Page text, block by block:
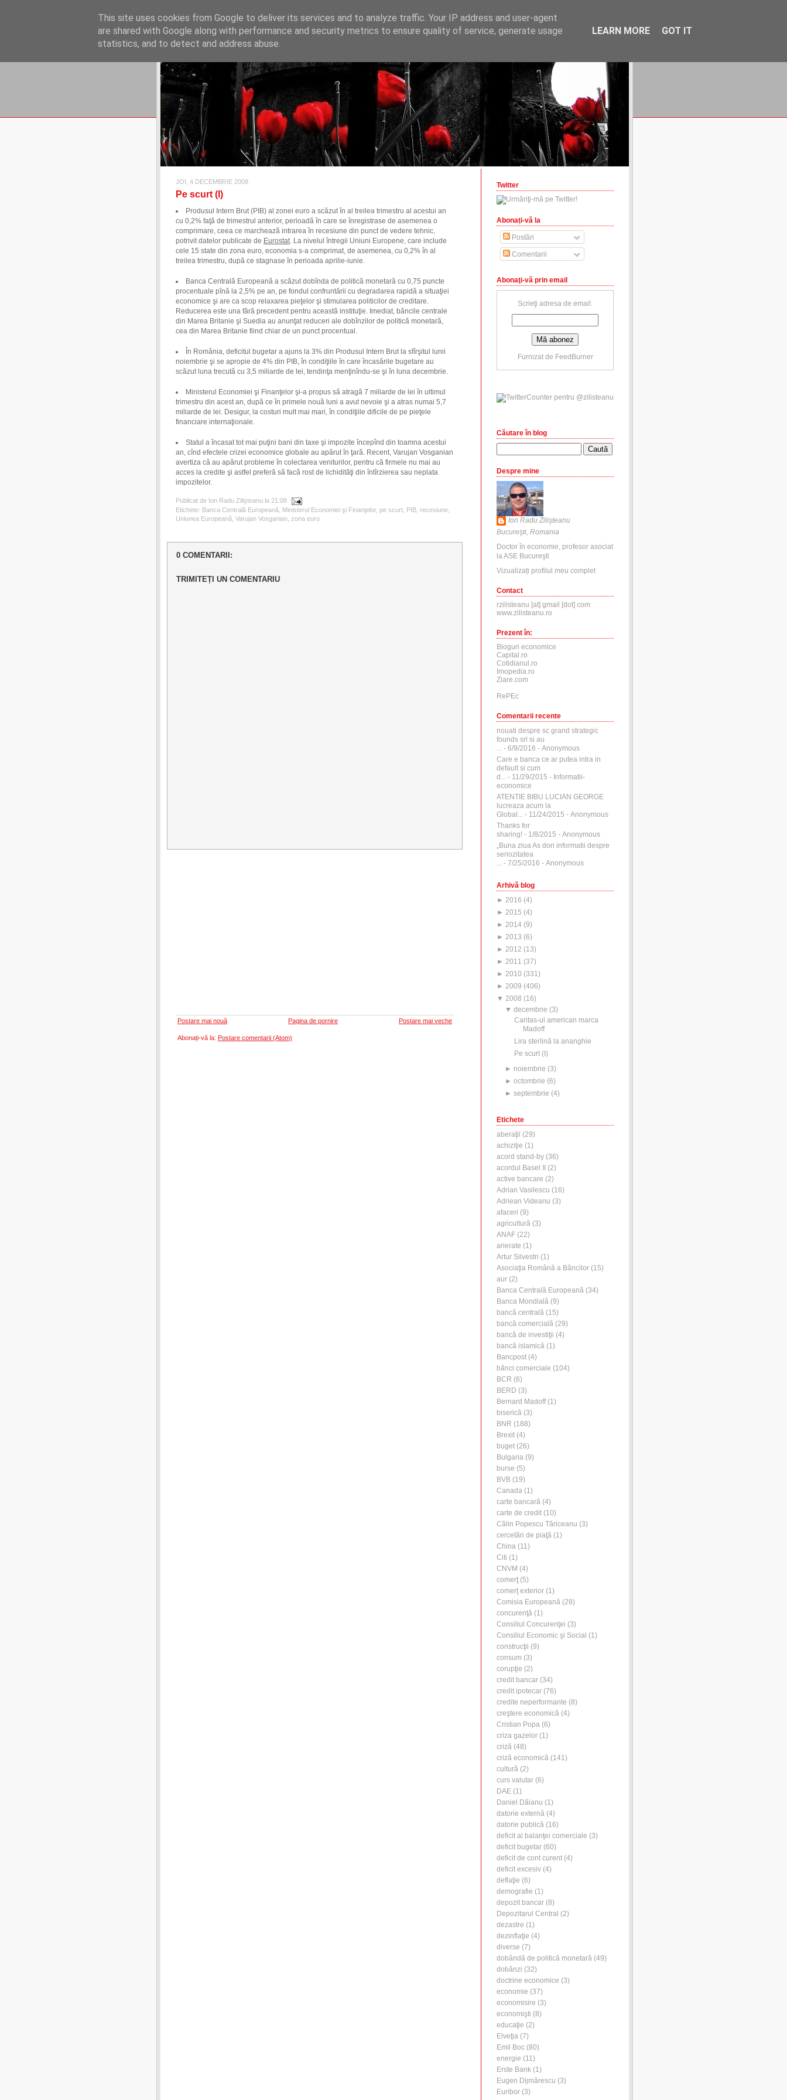
REFLECŢII ECONOMICE
blog de reflecţii, informaţii şi opinii economice
JOI, 4 DECEMBRIE 2008
Pe scurt (I)
Produsul Intern Brut (PIB) al zonei euro a scăzut în al treilea trimestru al acestui an
cu 0,2% faţă de trimestrul anterior, perioadă în care se înregistrase de asemenea o
comprimare, ceea ce marchează intrarea în recesiune din punct de vedere tehnic,
potrivit datelor publicate de Eurostat. La nivelul întregii Uniuni Europene, care include
cele 15 state din zona euro, economia s-a comprimat, de asemenea, cu 0,2% în al
treilea trimestru, după ce stagnase în perioada aprilie-iunie.
Banca Centrală Europeană a scăzut dobînda de politică monetară cu 0,75 puncte
procentuale pînă la 2,5% pe an, pe fondul confruntării cu degradarea rapidă a situaţiei
economice şi are ca scop relaxarea pieţelor şi stimularea politicilor de creditare.
Reducerea este una fără precedent pentru această instituţie. Imediat, băncile centrale
din Marea Britanie şi Suedia au anunţat reduceri ale dobînzilor de politică monetară,
cea din Marea Britanie fiind chiar de un punct procentual.
În România, deficitul bugetar a ajuns la 3% din Produsul Intern Brut la sfîrşitul lunii
noiembrie şi se apropie de 4% din PIB, în condiţiile în care încasările bugetare au
scăzut luna trecută cu 3,5 miliarde de lei, tendinţa menţinîndu-se şi în luna decembrie.
Ministerul Economiei şi Finanţelor şi-a propus să atragă 7 miliarde de lei în ultimul
trimestru din acest an, după ce în primele nouă luni a avut nevoie şi a atras numai 5,7
miliarde de lei. Desigur, la costuri mult mai mari, în condiţiile dificile de pe pieţele
financiare internaţionale.
Statul a încasat tot mai puţini bani din taxe şi impozite începînd din toamna acestui
an, cînd efectele crizei economice globale au apărut în ţară. Recent, Varujan Vosganian
avertiza că au apărut probleme în colectarea veniturilor, pentru că firmele nu mai au
acces la credite şi astfel preferă să facă rost de lichidităţi din întîrzierea sau neplata
impozitelor.
Publicat de Ion Radu Zilişteanu la 21:08
Etichete: Banca Centrală Europeană Ministerul Economiei şi Finanţelor, pe scurt PIB recesiune
Uniunea Europeană Varujan Vosganian zona euro
0 COMENTARII:
TRIMITEȚI UN COMENTARIU
Postare mai nouă Postare mai veche
Pagina de pornire
Abonați-vă la: Postare comentarii (Atom)
Twitter
Abonați-vă la
Postări
Comentarii
Abonaţi-vă prin email
Scrieţi adresa de email:
Furnizat de FeedBurner
Căutare în blog
Despre mine
Ion Radu Zilişteanu
Bucureşti, Romania
Doctor în economie, profesor asociat
la ASE Bucureşti
Vizualizați profilul meu complet
Contact
rzilisteanu [at] gmail [dot] com
www.zilisteanu.ro
Prezent în:
Bloguri economice
Capital.ro
Cotidianul.ro
Imopedia.ro
Ziare.com
RePEc
Comentarii recente
nouati despre sc grand strategic
founds srl si au
... - 6/9/2016 - Anonymous
Care e banca ce ar putea intra in
default si cum
d... - 11/29/2015 - Informatii-
economice
ATENTIE BIBU LUCIAN GEORGE
lucreaza acum la
Global... - 11/24/2015 - Anonymous
Thanks for
sharing! - 1/8/2015 - Anonymous
„Buna ziua As dori informatii despre
seriozitatea
... - 7/25/2016 - Anonymous
Arhivă blog
► 2016 (4)
► 2015 (4)
► 2014 (9)
► 2013 (6)
► 2012 (13)
► 2011 (37)
► 2010 (331 )
► 2009 (406)
▼ 2008 (16)
▼decembrie (3)
Caritas-ul american marca
Madoff
Lira sterlină la ananghie
Pe scurt (I)
► noiembrie (3)
►octombrie (6)
►septembrie (4)
Etichete
aberaţii (29)
achiziţie (1)
acord stand-by (36)
acordul Basel II
(2)
active bancare (2)
Adrian Vasilescu (16)
Adriean Videanu (3)
afaceri (9)
agricultură (3)
ANAF (22)
arierate (1)
Artur Silvestri (1)
Asociaţia Română a Băncilor (15)
aur (2)
Banca Centrală Europeană (34)
Banca Mondială (9)
bancă centrală (15)
bancă comercială (29)
bancă de investiţii (4)
bancă islamică (1)
Bancpost (4)
bănci comerciale (104)
BCR (6)
BERD (3)
Bernard Madoff(1)
biserică (3)
BNR (188)
Brexit (4)
buget (26)
Bulgaria (9)
burse (5)
BVB (19)
Canada (1)
carte bancară (4)
carte de credit (10)
Călin Popescu Tăriceanu (3)
cercetări de piaţă (1)
China (11)
Citi (1)
CNVM (4)
comerţ (5)
comerţ exterior (1)
Comisia Europeană (28)
concurenţă (1)
Consiliul Concurenţei (3)
Consiliul Economic şi Social (1)
construcţii (9)
consum (3)
corupţie (2)
credit bancar (34)
credit ipotecar (76)
credite neperformante (8)
creştere economică (4)
Cristian Popa (6)
criza gazelor (1)
criză (48)
criză economică (141)
cultură (2)
curs valutar (6)
DAE (1)
Daniel Dăianu (1)
datorie externă (4)
datorie publică (16)
deficit al balanţei comerciale (3)
deficit bugetar (60)
deficit de cont curent (4)
deficit excesiv (4)
deflaţie (6)
demografie (1)
depozit bancar (8)
Depozitarul Central (2)
dezastre (1)
dezinflaţie (4)
diverse (7)
dobândă de politică monetară (49)
dobânzi (32)
doctrine economice (3)
economie (37)
economisire (3)
economişti (8)
educaţie (2)
Elveţia (7)
Emil Boc (80)
energie (11)
Erste Bank (1)
Eugen Dijmărescu (3)
Euribor (3)
This site uses cookies from Google to deliver its services and to analyze traffic. Your IP address and user-agent
are shared with Google along with performance and security metrics to ensure quality of service, generate usage
statistics, and to detect and address abuse.
LEARN MORE GOT IT